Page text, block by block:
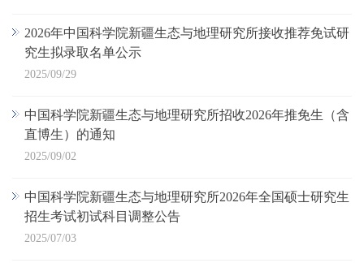
2026年中国科学院新疆生态与地理研究所接收推荐免试研
究生拟录取名单公示
2025/09/29
中国科学院新疆生态与地理研究所招收2026年推免生（含
直博生）的通知
2025/09/02
中国科学院新疆生态与地理研究所2026年全国硕士研究生
招生考试初试科目调整公告
2025/07/03